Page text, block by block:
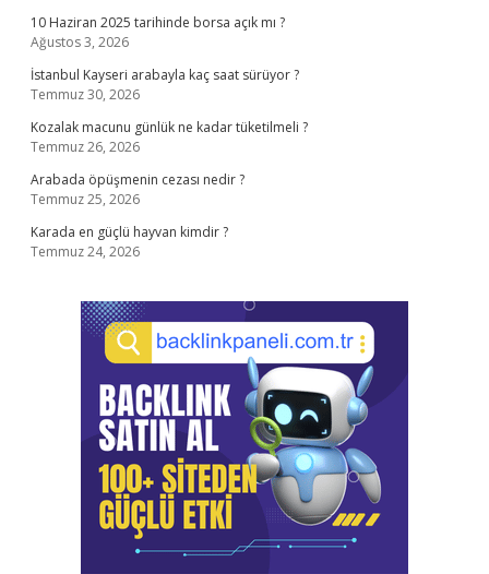
10 Haziran 2025 tarihinde borsa açık mı ?
Ağustos 3, 2026
İstanbul Kayseri arabayla kaç saat sürüyor ?
Temmuz 30, 2026
Kozalak macunu günlük ne kadar tüketilmeli ?
Temmuz 26, 2026
Arabada öpüşmenin cezası nedir ?
Temmuz 25, 2026
Karada en güçlü hayvan kimdir ?
Temmuz 24, 2026